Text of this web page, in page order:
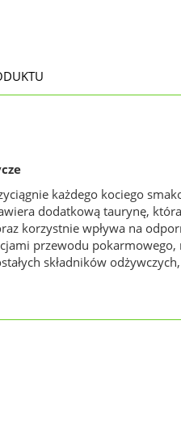
każdego kociego
dodatkową taurynę,
korzystnie wpływa na
przewodu
składników